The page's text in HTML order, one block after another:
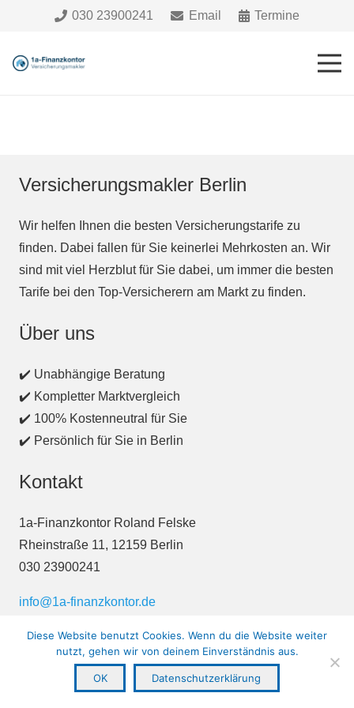
030 23900241 Email Termine
Versicherungsmakler Berlin
Wir helfen Ihnen die besten Versicherungstarife zu
finden. Dabei fallen für Sie keinerlei Mehrkosten an. Wir
sind mit viel Herzblut für Sie dabei, um immer die besten
Tarife bei den Top-Versicherern am Markt zu finden.
Über uns
✔️ Unabhängige Beratung
✔️ Kompletter Marktvergleich
✔️ 100% Kostenneutral für Sie
✔️ Persönlich für Sie in Berlin
Kontakt
1a-Finanzkontor Roland Felske
Rheinstraße 11, 12159 Berlin
030 23900241
info@1a-finanzkontor.de
Diese Website benutzt Cookies. Wenn du die Website weiter
nutzt, gehen wir von deinem Einverständnis aus.
OK Datenschutzerklärung